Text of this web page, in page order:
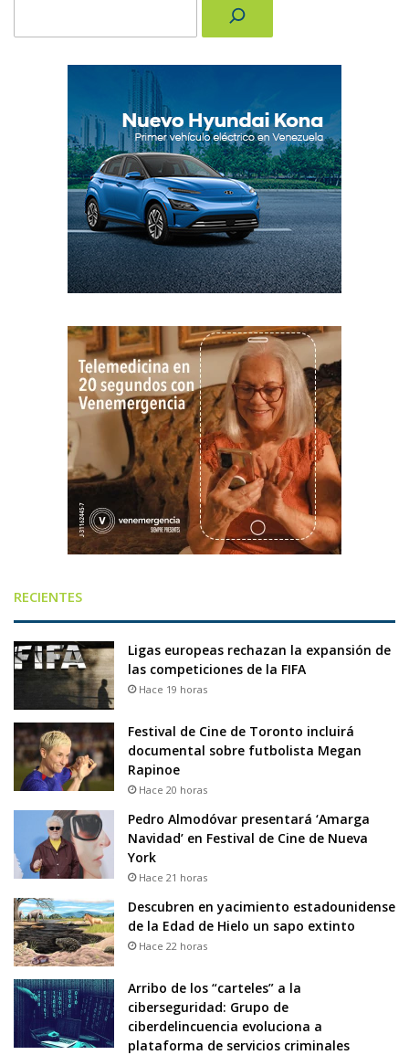
RECIENTES
Ligas europeas rechazan la expansión de
las competiciones de la FIFA
Hace 19 horas
Festival de Cine de Toronto incluirá
documental sobre futbolista Megan
Rapinoe
Hace 20 horas
Pedro Almodóvar presentará ‘Amarga
Navidad’ en Festival de Cine de Nueva
York
Hace 21 horas
Descubren en yacimiento estadounidense
de la Edad de Hielo un sapo extinto
Hace 22 horas
Arribo de los “carteles” a la
ciberseguridad: Grupo de
ciberdelincuencia evoluciona a
plataforma de servicios criminales